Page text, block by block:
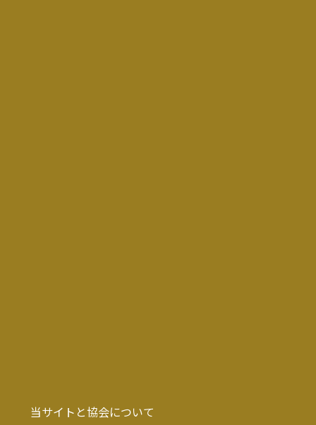
当サイトと協会について